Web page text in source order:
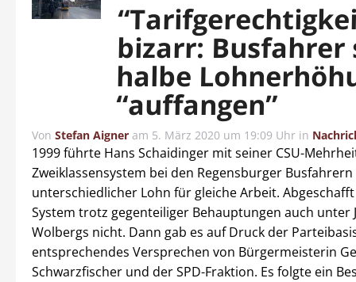
bizarr: Busfahrer
halbe
“auffangen”
Von Stefan Aigner am 5. März 2020 um 19:09 Uhr in
1999 führte Hans Schaidinger mit seiner CSU-
Zweiklassensystem bei den Regensburger Busfahrern
unterschiedlicher Lohn für gleiche Arbeit.
System trotz gegenteiliger Behauptungen auch unter
Wolbergs nicht. Dann gab es auf Druck der
entsprechendes Versprechen von Bürgermeisterin
Schwarzfischer und der SPD-Fraktion. Es folgte ein